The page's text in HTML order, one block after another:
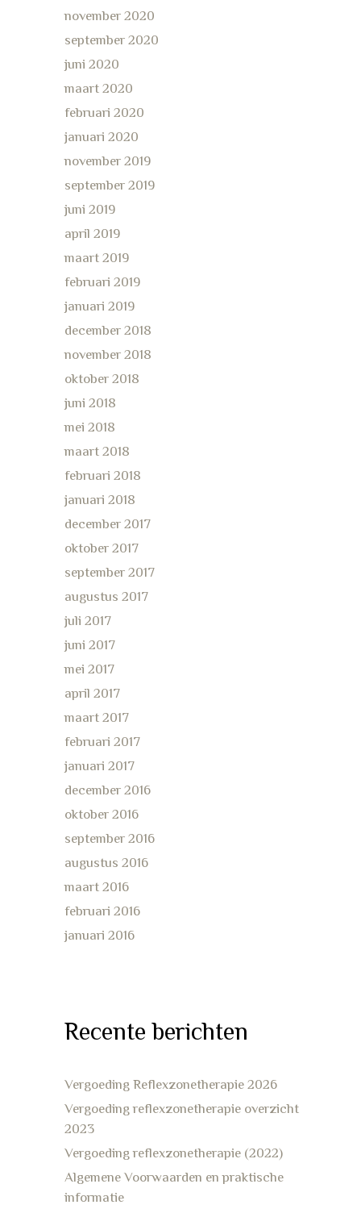
november 2020
september 2020
juni 2020
maart 2020
februari 2020
januari 2020
november 2019
september 2019
juni 2019
april 2019
maart 2019
februari 2019
januari 2019
december 2018
november 2018
oktober 2018
juni 2018
mei 2018
maart 2018
februari 2018
januari 2018
december 2017
oktober 2017
september 2017
augustus 2017
juli 2017
juni 2017
mei 2017
april 2017
maart 2017
februari 2017
januari 2017
december 2016
oktober 2016
september 2016
augustus 2016
maart 2016
februari 2016
januari 2016
Recente berichten
Vergoeding Reflexzonetherapie 2026
Vergoeding reflexzonetherapie overzicht
2023
Vergoeding reflexzonetherapie (2022)
Algemene Voorwaarden en praktische
informatie